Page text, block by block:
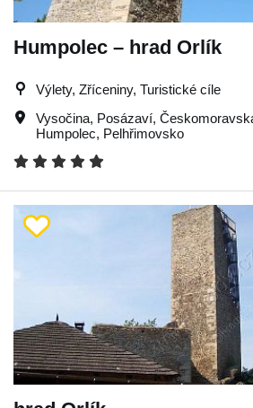
Humpolec – hrad Orlík
Výlety, Zříceniny, Turistické cíle
Vysočina, Posázaví,
Humpolec, Pelhřimovsko